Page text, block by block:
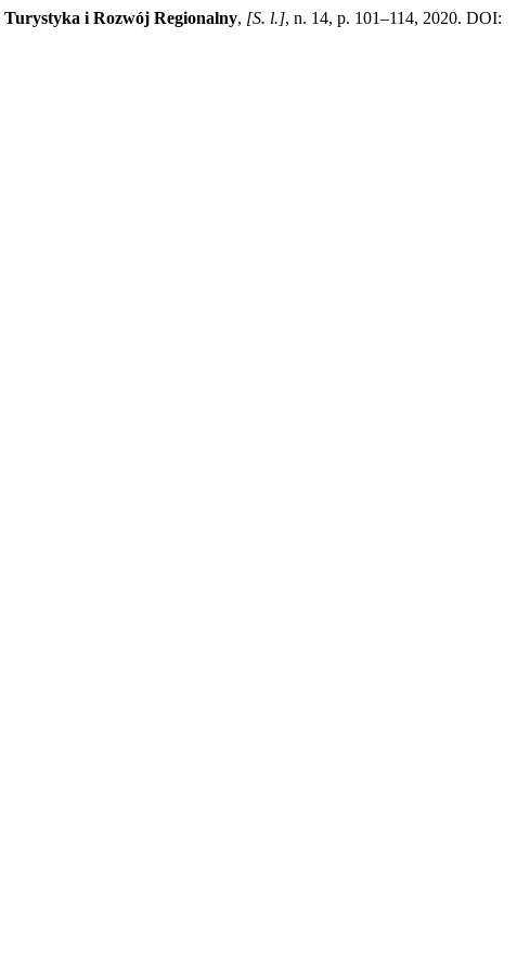
Turystyka i Rozwój Regionalny, [S. l.], n. 14, p. 101–114, 2020. DOI: